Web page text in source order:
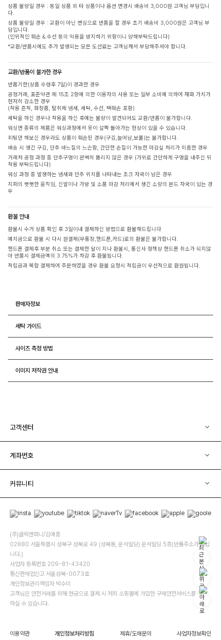
상품 불량일 경우 : 동일 상품 외 타 상품이나 옵션 변경시 배송비 3,000원 고객님 부담입니
다.
상품 불량일 경우 : 교환이 아닌 변심으로 반품을 할 경우 초기 배송비 3,000원은 고객님 부
담입니다.
(인위적인 훼손 & 수선 등의 악용을 방지하기 위함이니 양해부탁드립니다)
*교환/반품시에도 추가 발생되는 모든 도선료는 고객님께서 부담해주셔야 합니다.
교환/반품이 불가한 경우
반품기한(상품 수령후 7일)이 경과한 경우
공정거래, 표준약관 제 15조 2항에 의한 이용자의 사용 또는 일부 소비에 의하여 재화 가치가
현저히 감소한 경우
(착용 흔적, 화장품, 탈취제 냄새, 세탁, 수선, 택훼손 포함)
세탁을 하신 경우나 착용을 하신 후에는 불량이 발견되어도 교환/반품이 불가합니다.
워싱면 종류의 제품은 워싱과정에서 옷이 살짝 돌아가는 현상이 있을 수 있습니다.
피팅만 해보신 경우라도 상품이 훼손된 경우(구김,늘어남,보풀)는 불가합니다.
배송 시 생긴 구김, 단추 바느질의 느슨함, 간단한 손질이 가능한 마감실 처리가 미흡한 경우
거래처 공정 과정 중 단추구멍이 완벽히 뚫리지 않은 경우 (가위로 간단하게 구멍을 내주신 뒤
착용 부탁드립니다)
워싱 과정 중 발생하는 냄새와 단추 위치를 나타내는 초크 자국이 남은 경우
지퍼의 뻣뻣한 움직임, 신발이나 가방 및 소품 마감 처리에서 생긴 소량의 본드 자국이 있는 경
우
환불 안내
환불시 수거 상품 확인 후 3일이내 결제하신 방법으로 환불해드립니다
예치금으로 환불 시 다시 원결제(무통장,핸드폰,카드)로의 환불은 불가합니다.
핸드폰 결제후 부분 취소 또는 결제한 달이 지나 환불시, 통신사 정책상 핸드폰 취소가 되지않
아 반품시 결제금액의 3.75%가 차감 후 환불됩니다.
적립금과 복합 결제하여 주문하였을 경우 환불 요청시 적립금이 우선적으로 환원됩니다.
판매자정보
세탁 가이드
사이즈 측정 방법
이미지 저작권 안내
고객센터
계좌번호
커뮤니티
(주)클릭앤퍼니/김예중
02880 서울특별시 성북구 성북로 49 (성북동, 운석빌딩) 운석빌딩 5층(반품주소가 아닙
니다.)
사업자 등록번호 209-81-43420
통신판매업신고 서울성북-0073호
개인정보관리책임자 박수미
고객님은 안전거래를 위해 현금으로 결제 시 저희 소핑몰에 가입한 구매안전서비스를 이용
하실 수 있습니다.
이용약관 개인정보처리방침 제휴/도매문의 사업자정보확인